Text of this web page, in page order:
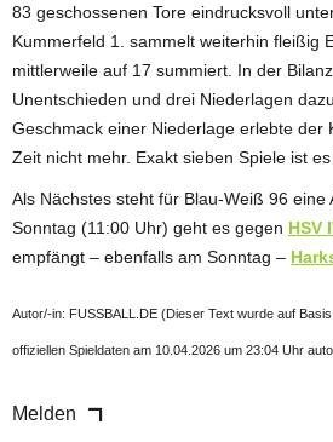
83 geschossenen Tore eindrucksvoll
Kummerfeld 1. sammelt weiterhin fleißig
mittlerweile auf 17 summiert. In der
Unentschieden und drei Niederlagen
Geschmack einer Niederlage erlebte der
Zeit nicht mehr. Exakt sieben Spiele ist es
Als Nächstes steht für Blau-Weiß 96 eine
Sonntag (11:00 Uhr) geht es gegen HSV
empfängt – ebenfalls am Sonntag –
Autor/-in: FUSSBALL.DE (Dieser Text wurde auf
offiziellen Spieldaten am 10.04.2026 um 23:04 Uhr
Melden